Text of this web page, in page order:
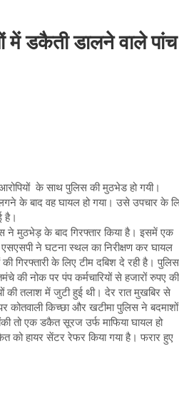
में डकैती डालने वाले पांच
के साथ पुलिस की मुठभेड हो गयी।
के बाद वह घायल हो गया। उसे उपचार के
है।
ने मुठभेड़ के बाद गिरफ्तार किया है। इसमें एक
ने घटना स्थल का निरीक्षण कर घायल
गिरफ्तारी के लिए टीम दबिश दे रही है। पुलिस
की नोक पर पंप कर्मचारियों से हजारों रुपए की
की तलाश में जुटी हुई थी। देर रात मुखबिर से
कोतवाली किच्छा और खटीमा पुलिस ने बदमाशों
तो एक डकैत सूरज उर्फ माफिया घायल हो
को हायर सेंटर रेफर किया गया है। फरार हुए